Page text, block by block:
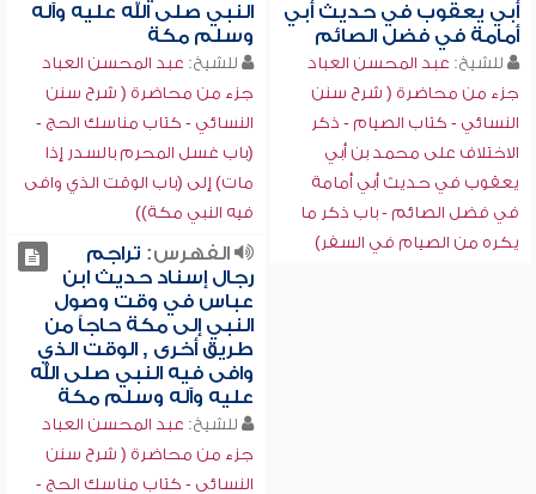
أبي يعقوب في حديث أبي
أمامة في فضل الصائم
للشيخ: عبد المحسن العباد
جزء من محاضرة ( شرح سنن
النسائي - كتاب الصيام - ذكر
الاختلاف على محمد بن أبي
يعقوب في حديث أبي أمامة
في فضل الصائم - باب ذكر ما
يكره من الصيام في السفر)
النبي صلى الله عليه وآله
وسلم مكة
للشيخ: عبد المحسن العباد
جزء من محاضرة ( شرح سنن
النسائي - كتاب مناسك الحج -
(باب غسل المحرم بالسدر إذا
مات) إلى (باب الوقت الذي وافى
فيه النبي مكة))
الفهرس: تراجم
رجال إسناد حديث ابن
عباس في وقت وصول
النبي إلى مكة حاجاً من
طريق أخرى , الوقت الذي
وافى فيه النبي صلى الله
عليه وآله وسلم مكة
للشيخ: عبد المحسن العباد
جزء من محاضرة ( شرح سنن
النسائي - كتاب مناسك الحج -